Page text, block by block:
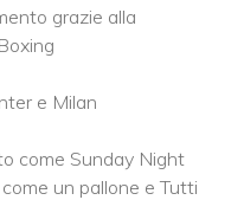
grazie alla
e Milan
come Sunday Night
un pallone e Tutti